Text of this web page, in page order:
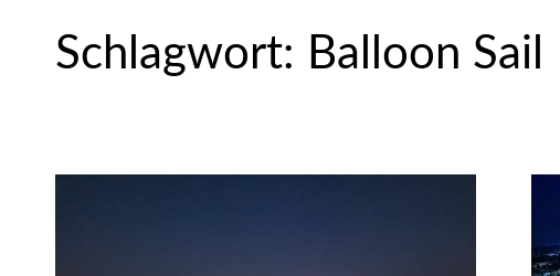
Schlagwort: Balloon Sail